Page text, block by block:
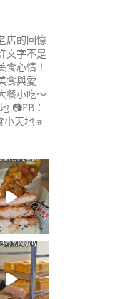
店的回憶
文字不是
食心情！
食與愛
餐小吃～
📷FB：
小天地 #